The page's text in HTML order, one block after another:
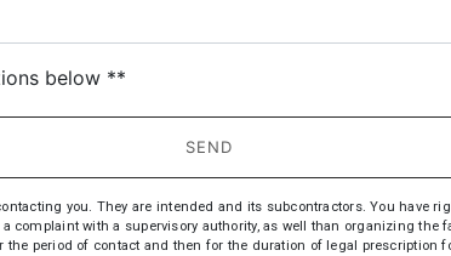
below **
SEND
you. They are intended and its subcontractors. You have
complaint with a supervisory authority, as well than organizing
the period of contact and then for the duration of legal